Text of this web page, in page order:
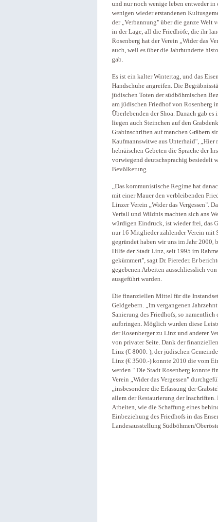
und nur noch wenige leben entweder
wenigen wieder erstandenen
der „Verbannung" über die ganze Welt
in der Lage, all die Friedhöfe, die ihr
Rosenberg hat der Verein „Wider das
auch, weil es über die Jahrhunderte
gab.
Es ist ein kalter Wintertag, und das
Handschuhe angreifen. Die
jüdischen Toten der südböhmischen
am jüdischen Friedhof von Rosenberg
Überlebenden der Shoa. Danach gab
liegen auch Steinchen auf den
Grabinschriften auf manchen Gräbern
Kaufmannswitwe aus Unterhaid", „Hier
hebräischen Gebeten die Sprache der
vorwiegend deutschsprachig besiedelt
Bevölkerung.
„Das kommunistische Regime hat
mit einer Mauer den verbleibenden
Linzer Verein „Wider das Vergessen".
Verfall und Wildnis machten sich ans
würdigen Eindruck, ist wieder frei, das
nur 16 Mitglieder zählender Verein mit
gegründet haben wir uns im Jahr
Hilfe der Stadt Linz, seit 1995 im
gekümmert", sagt Dr. Fiereder. Er
gegebenen Arbeiten ausschliesslich
ausgeführt wurden.
Die finanziellen Mittel für die
Geldgebern. „Im vergangenen
Sanierung des Friedhofs, so namentlich
aufbringen. Möglich wurden diese
der Rosenberger zu Linz und anderer
von privater Seite. Dank der
Linz (€ 8000.-), der jüdischen
Linz (€ 3500.-) konnte 2010 die vom
werden." Die Stadt Rosenberg konnte
Verein „Wider das Vergessen"
„insbesondere die Erfassung der
allem der Restaurierung der
Arbeiten, wie die Schaffung eines
Einbeziehung des Friedhofs in das
Landesausstellung Südböhmen/